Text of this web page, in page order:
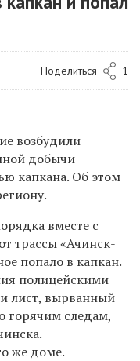
Поделиться 1
возбудили
добычи
капкана. Об этом
вместе с
трассы «Ачинск-
попало в капкан.
полицейскими
лист, вырванный
горячим следам,
же доме.